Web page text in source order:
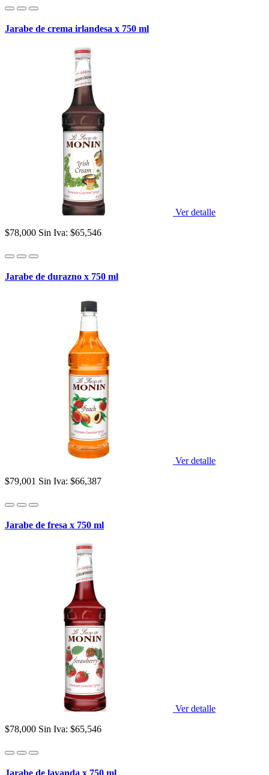
Jarabe de crema irlandesa x 750 ml
Ver detalle
$78,000 Sin Iva: $65,546
Jarabe de durazno x 750 ml
Ver detalle
$79,001 Sin Iva: $66,387
Jarabe de fresa x 750 ml
Ver detalle
$78,000 Sin Iva: $65,546